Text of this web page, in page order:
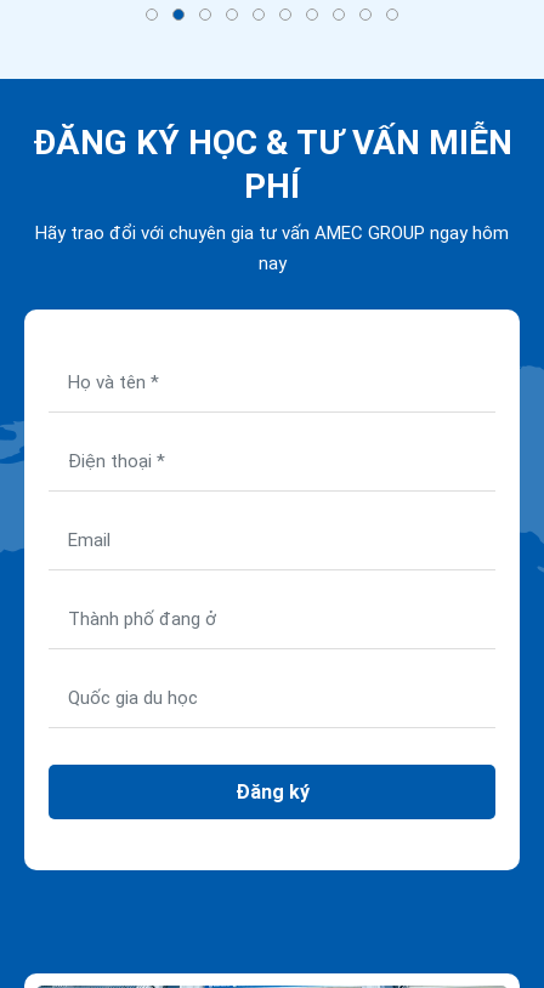
ĐĂNG KÝ HỌC & TƯ VẤN MIỄN
PHÍ
Hãy trao đổi với chuyên gia tư vấn AMEC GROUP ngay hôm
nay
Đăng ký